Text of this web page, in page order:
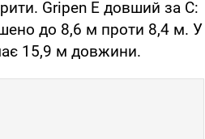
Gripen E довший за C:
до 8,6 м проти 8,4 м. У
15,9 м довжини.